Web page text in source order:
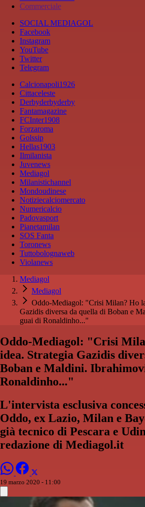
Commerciale
SOCIAL MEDIAGOL
Facebook
Instagram
YouTube
Twitter
Telegram
Calcionapoli1926
Cittaceleste
Derbyderbyderby
Fantamagazine
FCInter1908
Forzaroma
Golssip
Hellas1903
Ilmilanista
Juvenews
Mediagol
Milanistichannel
Mondoudinese
Notiziecalciomercato
Numericalcio
Padovasport
Pianetamilan
SOS Fanta
Toronews
Tuttobolognaweb
Violanews
Mediagol
Mediagol
Oddo-Mediagol: "Crisi Milan? Ho
Gazidis diversa da quella di Boban e
guai di Ronaldinho..."
Oddo-Mediagol: "Crisi
idea. Strategia Gazidis
Boban e Maldini.
Ronaldinho..."
L'intervista esclusiva
Oddo, ex Lazio, Milan e
già tecnico di Pescara e
redazione di Mediagol.it
19 marzo 2020 - 11:00